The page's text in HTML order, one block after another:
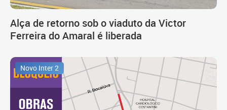
Alça de retorno sob o viaduto da Victor
Ferreira do Amaral é liberada
Novo Inter 2